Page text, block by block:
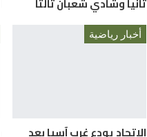
ثانيا وشادي شعبان ثالثا
أخبار رياضية
الاتحاد يودع غرب آسيا بعد